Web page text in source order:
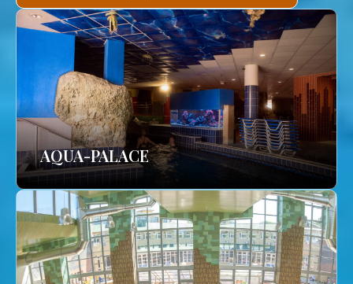
AQUA-PALACE